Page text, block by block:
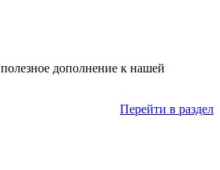
дополнение к нашей
Перейти в раздел